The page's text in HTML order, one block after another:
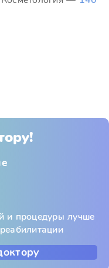
и процедуры лучше